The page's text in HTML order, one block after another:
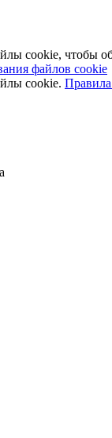
cookie, чтобы
файлов cookie
cookie.